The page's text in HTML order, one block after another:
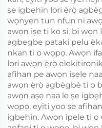
ṣe igbẹhin lori ẹ̀rọ̀
wọnyẹn tun nfun ni
awọn iṣẹ ti ko si, bi
agbegbe pataki pẹlu
nkan ti o wọpọ. Awọn
lori awọn ẹ̀rọ̀
afihan pe awọn iṣẹlẹ
awọn ẹ̀rọ̀ agbègbè ti o
awọn aṣẹ naa le ṣe
wọpọ, eyiti yoo ṣe
igbẹhin. Awọn ipele ti